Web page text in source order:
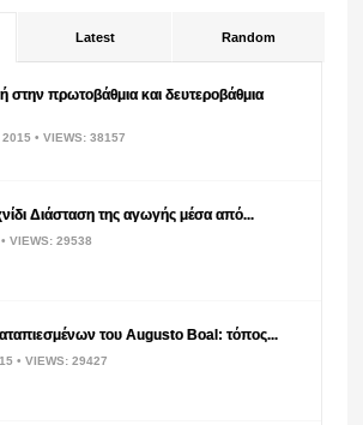
Latest Random
στην πρωτοβάθμια και δευτεροβάθμια
2015• VIEWS: 38157
Διάσταση της αγωγής μέσα από...
• VIEWS: 29538
του Augusto Boal: τόπος...
• VIEWS: 29427